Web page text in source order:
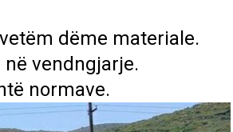
dëme materiale.
vendngjarje.
normave.